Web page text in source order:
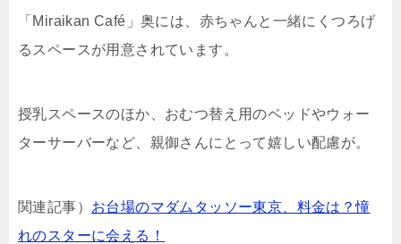
「Miraikan Café」奥には、赤ちゃんと一緒にくつろげ
るスペースが用意されています。
授乳スペースのほか、おむつ替え用のベッドやウォー
ターサーバーなど、親御さんにとって嬉しい配慮が。
関連記事） お台場のマダムタッソー東京、料金は？憧
れのスターに会える！